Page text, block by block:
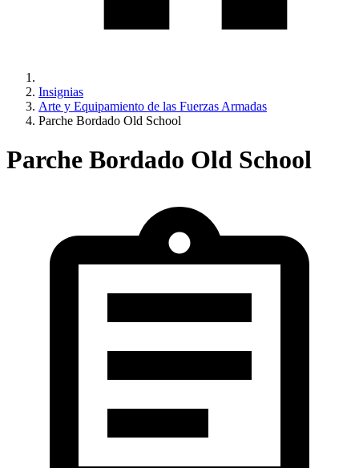
Insignias
Arte y Equipamiento de las Fuerzas Armadas
Parche Bordado Old School
Parche Bordado Old School